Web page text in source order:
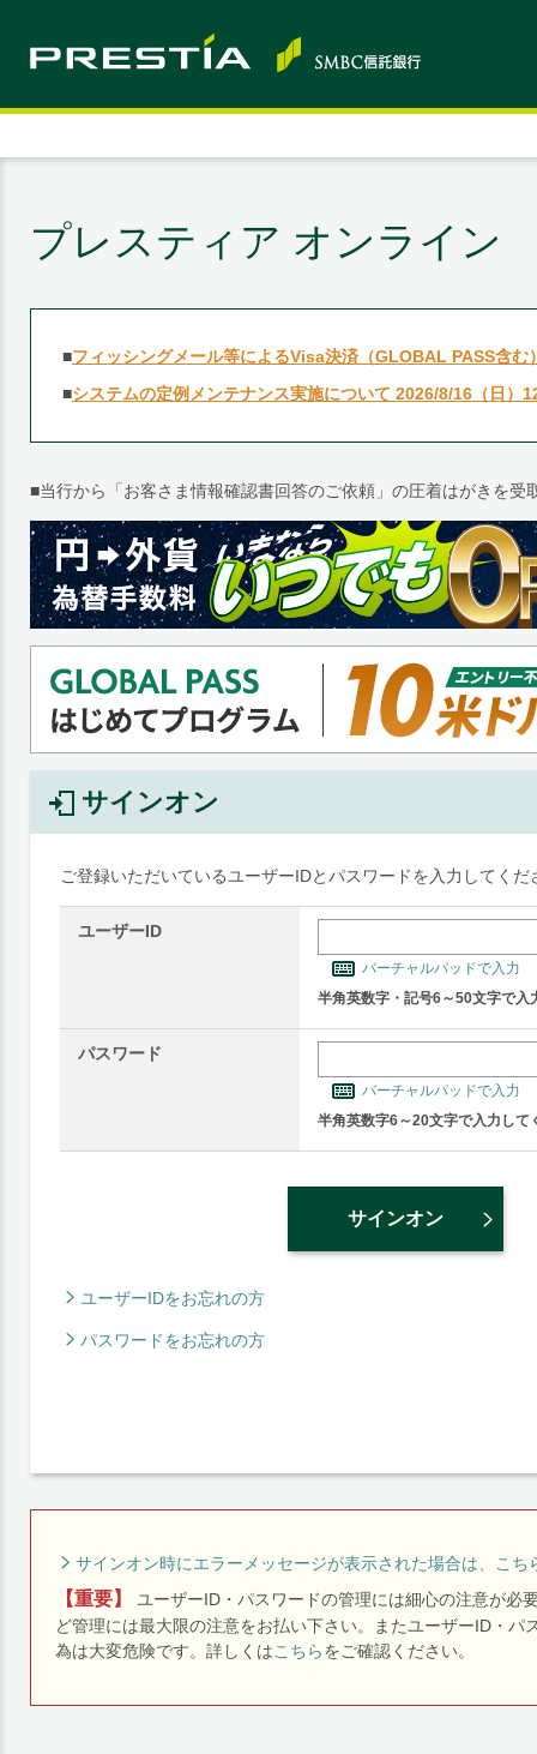
プレスティア オンライン
■フィッシングメール等によるVisa決済（GLOBAL PASS含
■システムの定例メンテナンス実施について 2026/8/16（日）
■当行から「お客さま情報確認書回答のご依頼」の圧着はがきを受
サインオン
ご登録いただいているユーザーIDとパスワードを入力してくだ
ユーザーID
バーチャルパッドで入力
半角英数字・記号6～50文字で入
パスワード
バーチャルパッドで入力
半角英数字6～20文字で入力して
サインオン
ユーザーIDをお忘れの方
パスワードをお忘れの方
サインオン時にエラーメッセージが表示された場合は、こち
【重要】
ユーザーID・パスワードの管理には細心の注意が必
ど管理には最大限の注意をお払い下さい。またユーザーID・
為は大変危険です。詳しくはこちらをご確認ください。